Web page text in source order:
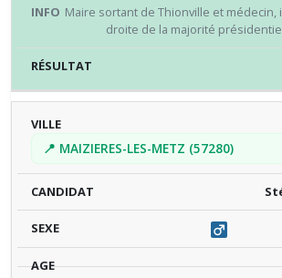
Maire sortant de Thionville et
droite de la majorité
📍 MAIZIERES-LES-METZ (57280)